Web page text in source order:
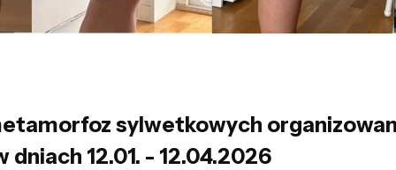
sylwetkowych
12.01. - 12.04.2026